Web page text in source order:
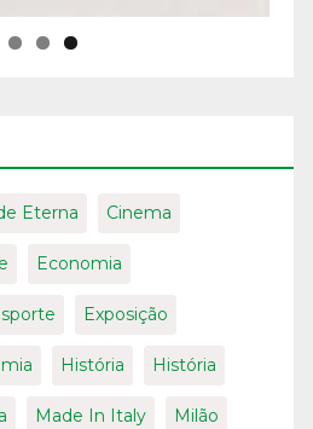
Eterna Cinema
Economia
Exposição
História História
Made In Italy Milão